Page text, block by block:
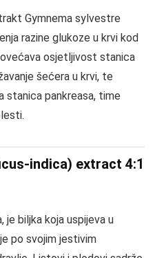
Gymnema sylvestre
razine glukoze u krvi kod
osjetljivost stanica
šećera u krvi, te
stanica pankreasa, time
indica) extract 4:1
je biljka koja uspijeva u
po svojim jestivim